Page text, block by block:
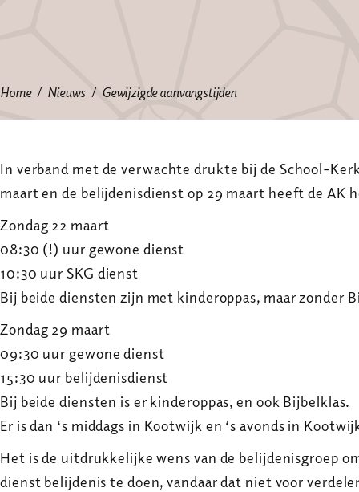
Home Nieuws Gewijzigde aanvangstijden
In verband met de verwachte drukte bij de School-
maart en de belijdenisdienst op 29 maart heeft de AK
Zondag 22 maart
08:30 (!) uur gewone dienst
10:30 uur SKG dienst
Bij beide diensten zijn met kinderoppas, maar zonder
Zondag 29 maart
09:30 uur gewone dienst
15:30 uur belijdenisdienst
Bij beide diensten is er kinderoppas, en ook Bijbelklas.
Er is dan ‘s middags in Kootwijk en ‘s avonds in
Het is de uitdrukkelijke wens van de belijdenisgroep
dienst belijdenis te doen, vandaar dat niet voor